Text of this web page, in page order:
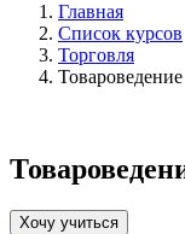
Главная
Список курсов
Торговля
Хочу учиться